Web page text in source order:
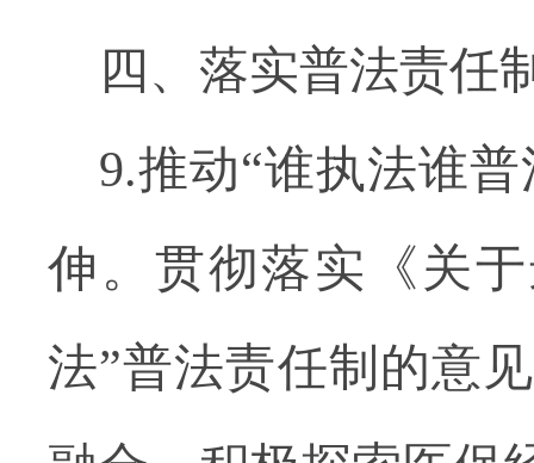
四、落实普法责任
9.推动“谁执法谁
伸。贯彻落实《关
法”普法责任制的意